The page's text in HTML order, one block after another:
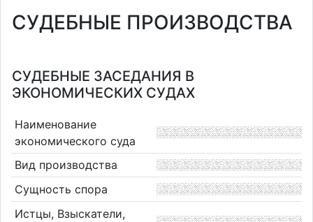
СУДЕБНЫЕ ПРОИЗВОДСТВА
СУДЕБНЫЕ ЗАСЕДАНИЯ В
ЭКОНОМИЧЕСКИХ СУДАХ
Наименование
экономического суда
Вид производства
Сущность спора
Истцы, Взыскатели,